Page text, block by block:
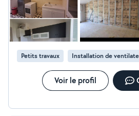
Petits travaux Installation de
Voir le profil